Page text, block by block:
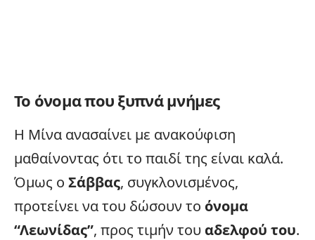
Το όνομα που ξυπνά μνήμες
Η Μίνα ανασαίνει με ανακούφιση
μαθαίνοντας ότι το παιδί της είναι καλά.
Όμως ο Σάββας, συγκλονισμένος,
προτείνει να του δώσουν το όνομα
“Λεωνίδας”, προς τιμήν του αδελφού του.